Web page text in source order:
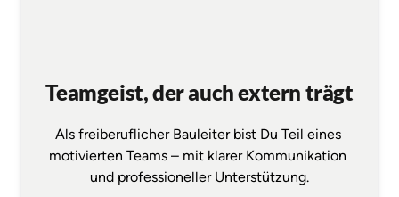
Teamgeist, der auch extern trägt
Als freiberuflicher Bauleiter bist Du Teil
eines
motivierten Teams – mit klarer
und professioneller Unterstützung.